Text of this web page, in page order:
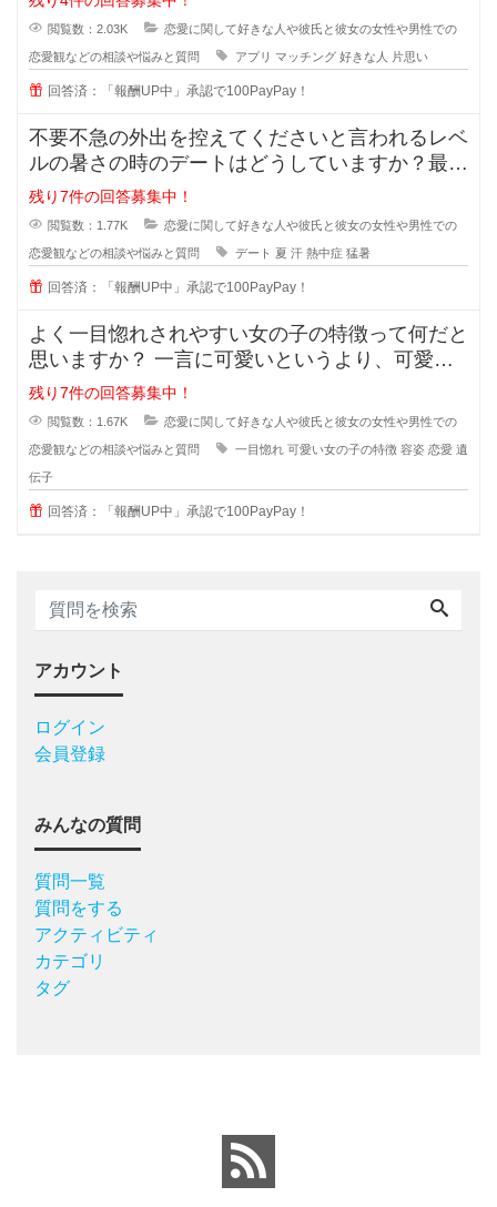
閲覧数：2.03K 恋愛に関して好きな人や彼氏と彼女の女性や男性での
恋愛観などの相談や悩みと質問 アプリ マッチング 好きな人 片思い
回答済：「報酬UP中」承認で100PayPay！
不要不急の外出を控えてくださいと言われるレベ
ルの暑さの時のデートはどうしていますか？最近
の夏はとっても暑くて、一歩外に出
残り7件の回答募集中！
閲覧数：1.77K 恋愛に関して好きな人や彼氏と彼女の女性や男性での
恋愛観などの相談や悩みと質問 デート 夏 汗 熱中症 猛暑
回答済：「報酬UP中」承認で100PayPay！
よく一目惚れされやすい女の子の特徴って何だと
思いますか？ 一言に可愛いというより、可愛い
子なんていくらでもいるのに(綺麗
残り7件の回答募集中！
閲覧数：1.67K 恋愛に関して好きな人や彼氏と彼女の女性や男性での
恋愛観などの相談や悩みと質問 一目惚れ 可愛い女の子の特徴 容姿 恋愛 遺
伝子
回答済：「報酬UP中」承認で100PayPay！
アカウント
ログイン
会員登録
みんなの質問
質問一覧
質問をする
アクティビティ
カテゴリ
タグ